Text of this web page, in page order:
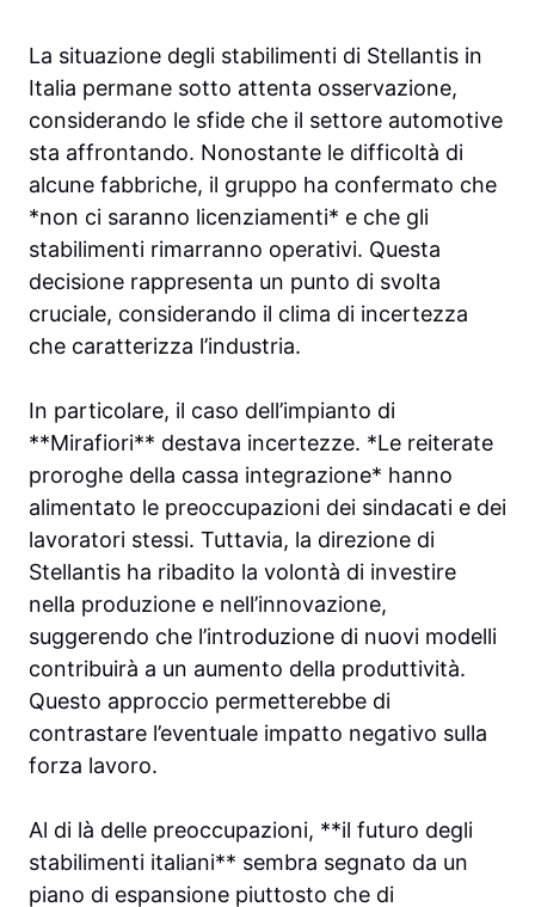
La situazione degli stabilimenti di Stellantis in
Italia permane sotto attenta osservazione,
considerando le sfide che il settore automotive
sta affrontando. Nonostante le difficoltà di
alcune fabbriche, il gruppo ha confermato che
*non ci saranno licenziamenti* e che gli
stabilimenti rimarranno operativi. Questa
decisione rappresenta un punto di svolta
cruciale, considerando il clima di incertezza
che caratterizza l’industria.
In particolare, il caso dell’impianto di
**Mirafiori** destava incertezze. *Le reiterate
proroghe della cassa integrazione* hanno
alimentato le preoccupazioni dei sindacati e dei
lavoratori stessi. Tuttavia, la direzione di
Stellantis ha ribadito la volontà di investire
nella produzione e nell’innovazione,
suggerendo che l’introduzione di nuovi modelli
contribuirà a un aumento della produttività.
Questo approccio permetterebbe di
contrastare l’eventuale impatto negativo sulla
forza lavoro.
Al di là delle preoccupazioni, **il futuro degli
stabilimenti italiani** sembra segnato da un
piano di espansione piuttosto che di